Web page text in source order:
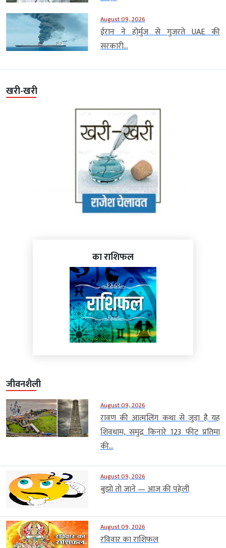
August 09, 2026
ईरान ने होर्मुज से गुजरते UAE की
सरकारी...
खरी-खरी
का राशिफल
जीवनशैली
August 09, 2026
रावण की आत्मलिंग कथा से जुड़ा है यह
शिवधाम, समुद्र किनारे 123 फीट प्रतिमा
की...
August 09, 2026
बुझो तो जाने — आज की पहेली
August 09, 2026
रविवार का राशिफल